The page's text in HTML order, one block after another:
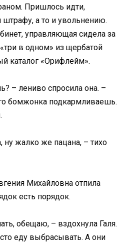
Пришлось идти,
штрафу, а то и увольнению.
управляющая сидела за
в одном» из щербатой
каталог «Орифлейм».
– лениво спросила она. –
бомжонка подкармливаешь.
ну жалко же пацана, – тихо
Михайловна отпила
есть порядок.
обещаю, – вздохнула Галя.
еду выбрасывать. А они